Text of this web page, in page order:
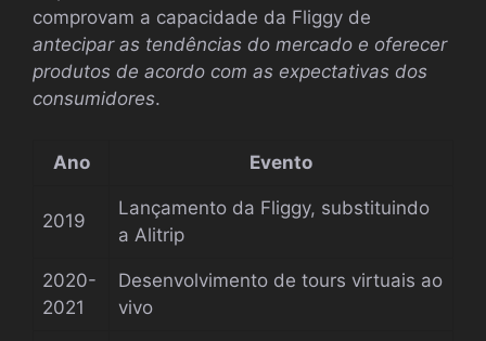
comprovam a capacidade da Fliggy de
antecipar as tendências do mercado e oferecer
produtos de acordo com as expectativas dos
consumidores.
Ano Evento
2019
Lançamento da Fliggy, substituindo
a Alitrip
2020-
2021
Desenvolvimento de tours virtuais ao
vivo